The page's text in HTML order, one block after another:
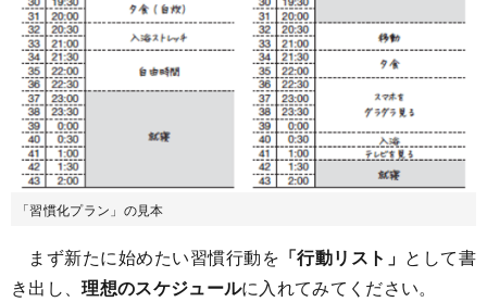
「習慣化プラン」の見本
まず新たに始めたい習慣行動を 「行動リスト」 として書
き出し、理想のスケジュールに入れてみてください。